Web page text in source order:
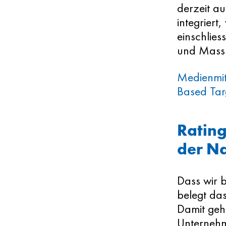
derzeit
integriert,
und
Based
der
Dass wir
belegt
Damit